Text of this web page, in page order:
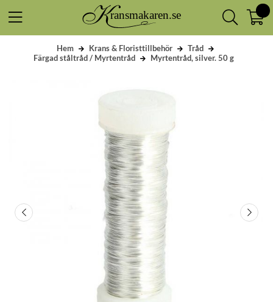
Hem Krans & Floristtillbehör
Tråd
Färgad ståltråd / Myrtentråd
Myrtentråd, silver. 50 g